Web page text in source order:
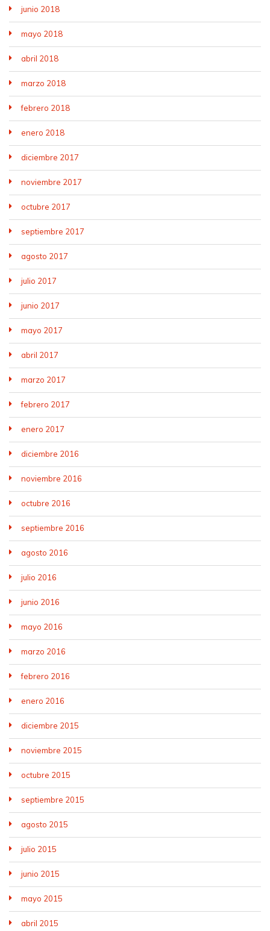
junio 2018
mayo 2018
abril 2018
marzo 2018
febrero 2018
enero 2018
diciembre 2017
noviembre 2017
octubre 2017
septiembre 2017
agosto 2017
julio 2017
junio 2017
mayo 2017
abril 2017
marzo 2017
febrero 2017
enero 2017
diciembre 2016
noviembre 2016
octubre 2016
septiembre 2016
agosto 2016
julio 2016
junio 2016
mayo 2016
marzo 2016
febrero 2016
enero 2016
diciembre 2015
noviembre 2015
octubre 2015
septiembre 2015
agosto 2015
julio 2015
junio 2015
mayo 2015
abril 2015